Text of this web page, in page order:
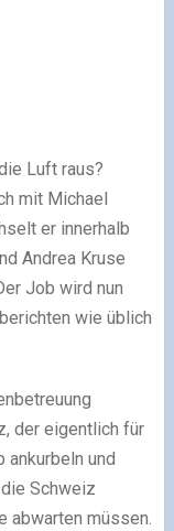
Luft raus?
mit Michael
er innerhalb
Andrea Kruse
Job wird nun
wie üblich
der eigentlich für
ankurbeln und
Schweiz
abwarten müssen.